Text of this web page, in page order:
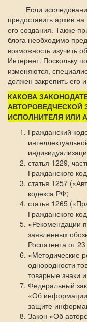
Если
предоставить архив
его создания. Также
блога необходимо
возможность изучить
Интернет. Поскольку
изменяются,
должен закрепить его
КАКОВА
АВТОРОВЕДЧЕСКОЙ
ИСПОЛНИТЕЛЯ ИЛИ
Гражданский
статья 1229,
Гражданского
статья 1257
кодекса РФ;
статья 1265
Гражданского
«Рекомендации
заявленных
Роспатента от
«Методические
однородности
товарные знаки
Федеральный
«Об
защите
Закон «Об